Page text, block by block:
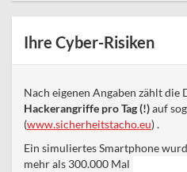
Ihre Cyber-Risiken
Nach eigenen Angaben zählt die
Hackerangriffe pro Tag(!)auf
(www.sicherheitstacho.eu) .
Ein simuliertes Smartphone
mehr als 300.000 Mal